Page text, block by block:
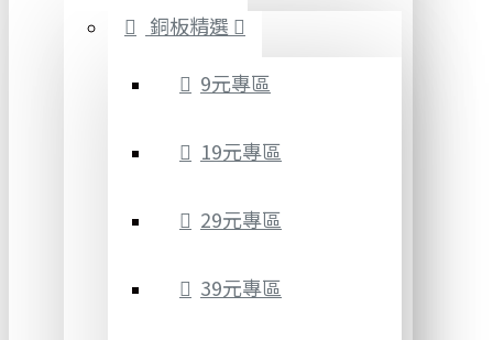
銅板精選
9元專區
19元專區
29元專區
39元專區